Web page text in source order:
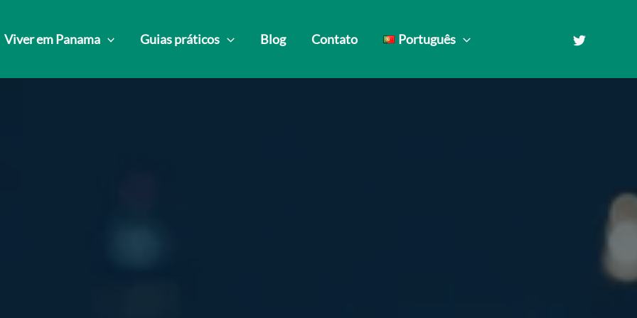
Viver em Panama Guias práticos Blog Contato Português